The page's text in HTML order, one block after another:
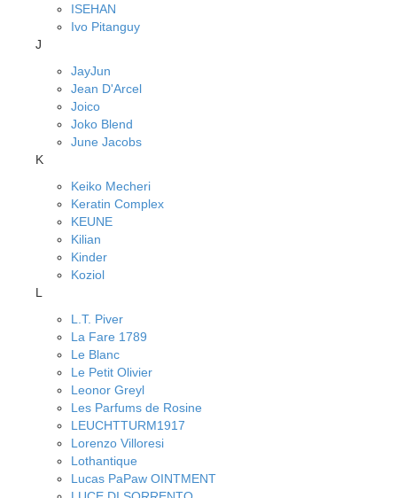
ISEHAN
Ivo Pitanguy
J
JayJun
Jean D'Arcel
Joico
Joko Blend
June Jacobs
K
Keiko Mecheri
Keratin Complex
KEUNE
Kilian
Kinder
Koziol
L
L.T. Piver
La Fare 1789
Le Blanc
Le Petit Olivier
Leonor Greyl
Les Parfums de Rosine
LEUCHTTURM1917
Lorenzo Villoresi
Lothantique
Lucas PaPaw OINTMENT